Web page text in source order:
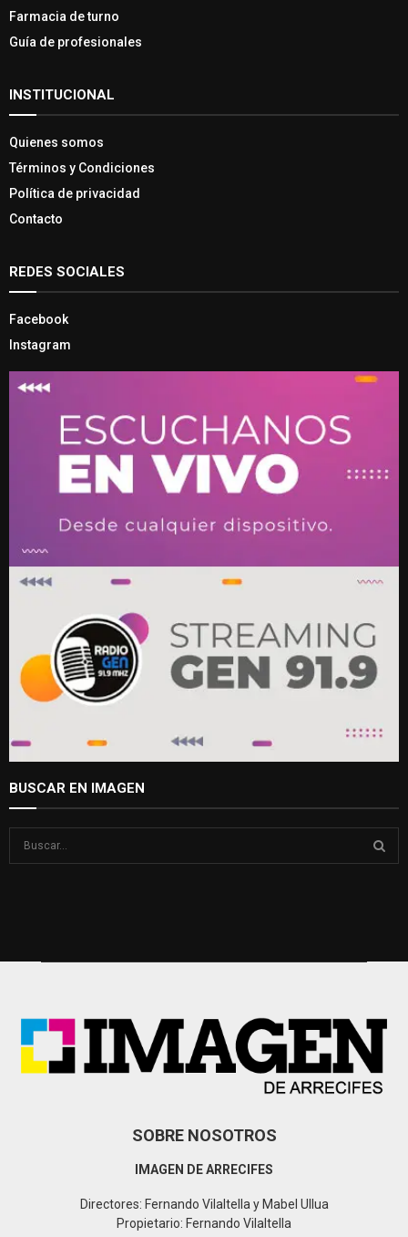
Farmacia de turno
Guía de profesionales
INSTITUCIONAL
Quienes somos
Términos y Condiciones
Política de privacidad
Contacto
REDES SOCIALES
Facebook
Instagram
BUSCAR EN IMAGEN
SOBRE NOSOTROS
IMAGEN DE ARRECIFES
Directores: Fernando Vilaltella y Mabel Ullua
Propietario: Fernando Vilaltella